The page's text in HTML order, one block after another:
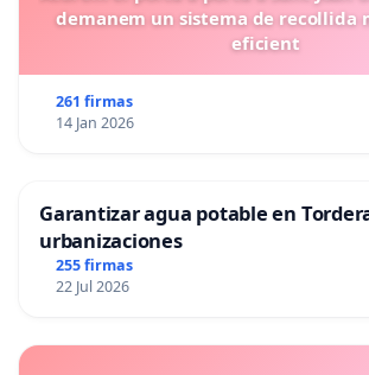
demanem un sistema de recollida
eficient
261 firmas
14 Jan 2026
Garantizar agua potable en
urbanizaciones
255 firmas
22 Jul 2026